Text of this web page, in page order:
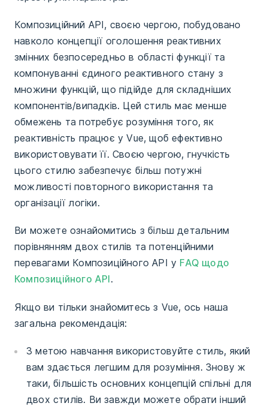
Композиційний API, своєю чергою, побудовано
навколо концепції оголошення реактивних
змінних безпосередньо в області функції та
компонуванні єдиного реактивного стану з
множини функцій, що підійде для складніших
компонентів/випадків. Цей стиль має менше
обмежень та потребує розуміння того, як
реактивність працює у Vue, щоб ефективно
використовувати її. Своєю чергою, гнучкість
цього стилю забезпечує більш потужні
можливості повторного використання та
організації логіки.
Ви можете ознайомитись з більш детальним
порівнянням двох стилів та потенційними
перевагами Композиційного API у FAQ щодо
Композиційного API.
Якщо ви тільки знайомитесь з Vue, ось наша
загальна рекомендація:
З метою навчання використовуйте стиль, який
вам здається легшим для розуміння. Знову ж
таки, більшість основних концепцій спільні для
двох стилів. Ви завжди можете обрати інший